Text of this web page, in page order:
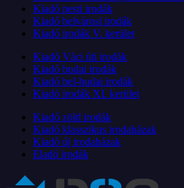
Kiadó pesti irodák
Kiadó belvárosi irodák
Kiadó irodák V. kerület
Kiadó Váci úti irodák
Kiadó budai irodák
Kiadó bel-budai irodák
Kiadó irodák XI. kerület
Kiadó zöld irodák
Kiadó klasszikus irodaházak
Kiadó új irodaházak
Eladó irodák